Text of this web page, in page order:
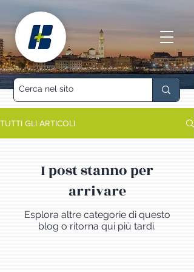
TUTTI GLI ARTICOLI
I post stanno per
arrivare
Esplora altre categorie di questo
blog o ritorna qui più tardi.